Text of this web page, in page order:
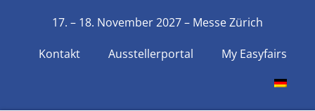
17. – 18. November 2027 – Messe Zürich
Kontakt Ausstellerportal My Easyfairs